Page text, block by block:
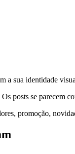
a sua identidade
posts se parecem
promoção,